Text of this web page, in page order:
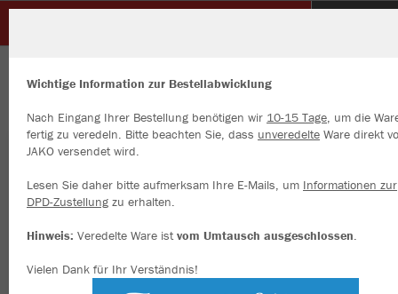
Wichtige Information zur Bestellabwicklung
Nach Eingang Ihrer Bestellung benötigen wir 10-15 Tage, um die
fertig zu veredeln. Bitte beachten Sie, dass unveredelte Ware direkt
JAKO versendet wird.
Lesen Sie daher bitte aufmerksam Ihre E-Mails, um Informationen zur
DPD-Zustellung zu erhalten.
Hinweis: Veredelte Ware istvom Umtausch ausgeschlossen.
Vielen Dank für Ihr Verständnis!
Wir verwenden Cookies
Inhalte anzeigen und unsere Website verbessern. Weitere
zu den Cookies findest Du in den Einstellungen.
Alle akzeptieren
Alle ablehnen